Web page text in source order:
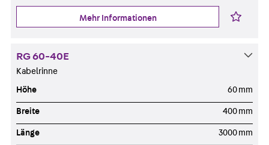
Mehr Informationen
RG 60-40E
Kabelrinne
Höhe 60 mm
Breite 400 mm
Länge 3000 mm